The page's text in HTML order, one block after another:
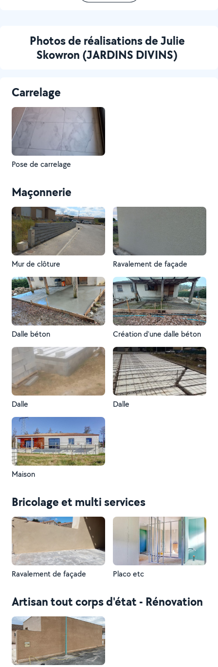
Photos de réalisations de Julie
Skowron (JARDINS DIVINS)
Carrelage
Pose de carrelage
Maçonnerie
Mur de clôture Ravalement de façade
Dalle béton Création d'une dalle béton
Dalle Dalle
Maison
Bricolage et multi services
Ravalement de façade Placo etc
Artisan tout corps d'état - Rénovation